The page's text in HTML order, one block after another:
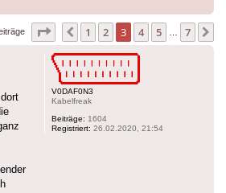
Seite von7
Vorherige
1 2 3 4 5 7
V0DAF0N3
Kabelfreak
Beiträge: 1604
Registriert: 26.02.2020, 21:54